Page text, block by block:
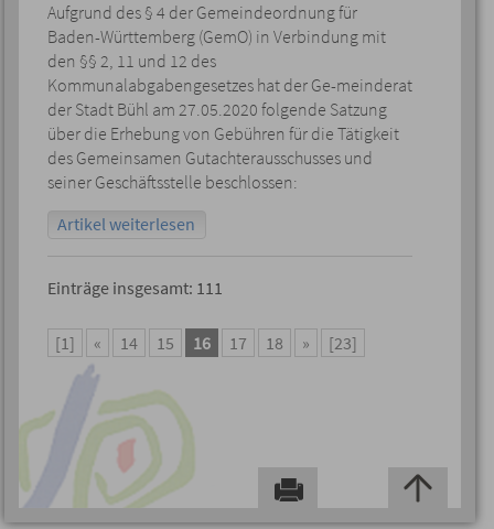
Aufgrund des § 4 der Gemeindeordnung für
Baden-Württemberg (GemO) in Verbindung mit
den §§ 2, 11 und 12 des
Kommunalabgabengesetzes hat der Ge-meinderat
der Stadt Bühl am 27.05.2020 folgende Satzung
über die Erhebung von Gebühren für die Tätigkeit
des Gemeinsamen Gutachterausschusses und
seiner Geschäftsstelle beschlossen:
Artikel weiterlesen
Einträge insgesamt: 111
[1] « 14 15 16 17 18 » [23]